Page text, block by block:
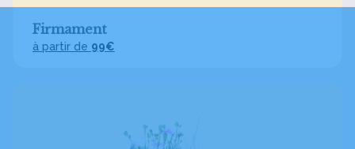
Firmament
à partir de 99€